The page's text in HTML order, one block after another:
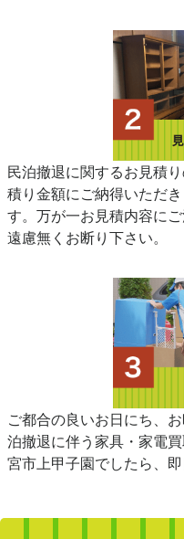
民泊撤退に関するお見積
積り金額にご納得いただ
す。万が一お見積内容に
遠慮無くお断り下さい。
ご都合の良いお日にち、
泊撤退に伴う家具・家電
宮市上甲子園でしたら、即